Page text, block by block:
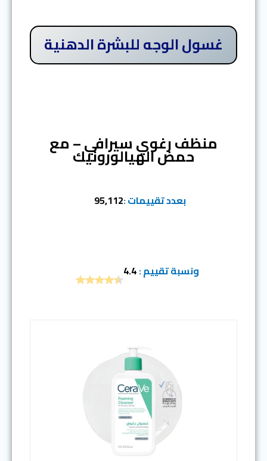
غسول الوجه للبشرة الدهنية
منظف رغوي سيرافي – مع
حمض الهيالورونيك
بعدد تقييمات :95,112
ونسبة تقييم :4.4